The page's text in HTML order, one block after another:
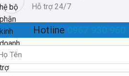
Hỗ trợ 24/7
Hotline